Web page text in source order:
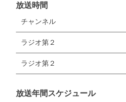
お支払い
放送時間
チャンネル
ラジオ第２
ラジオ第２
放送年間スケジュール